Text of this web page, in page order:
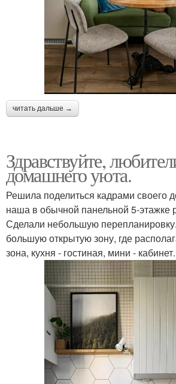
читать дальше →
Здравствуйте,
домашнего уюта.
Решила поделиться кадрами своего
наша в обычной панельной 5-этажке
Сделали небольшую
большую открытую зону, где
зона, кухня - гостиная, мини - кабинет.